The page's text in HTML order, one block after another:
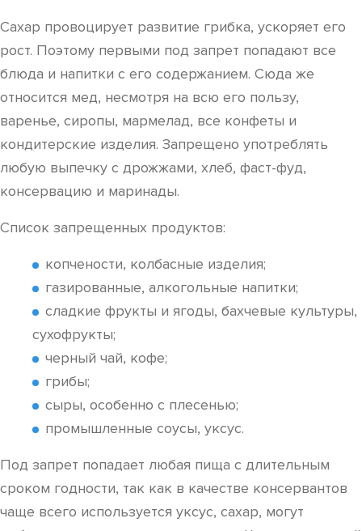
Сахар провоцирует развитие грибка, ускоряет его
рост. Поэтому первыми под запрет попадают все
блюда и напитки с его содержанием. Сюда же
относится мед, несмотря на всю его пользу,
варенье, сиропы, мармелад, все конфеты и
кондитерские изделия. Запрещено употреблять
любую выпечку с дрожжами, хлеб, фаст-фуд,
консервацию и маринады.
Список запрещенных продуктов:
копчености, колбасные изделия;
газированные, алкогольные напитки;
сладкие фрукты и ягоды, бахчевые культуры,
сухофрукты;
черный чай, кофе;
грибы;
сыры, особенно с плесенью;
промышленные соусы, уксус.
Под запрет попадает любая пища с длительным
сроком годности, так как в качестве консервантов
чаще всего используется уксус, сахар, могут